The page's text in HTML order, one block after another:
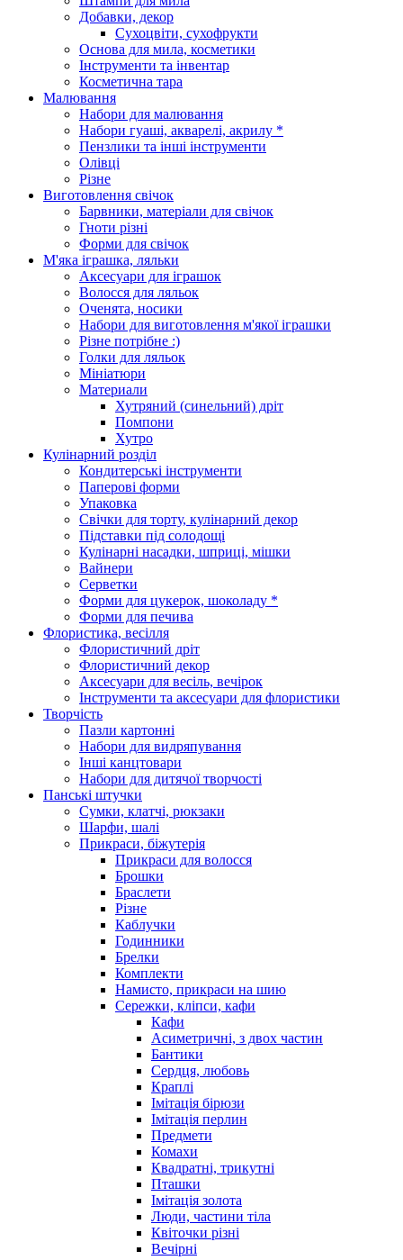
Добавки, декор
Сухоцвіти, сухофрукти
Основа для мила, косметики
Інструменти та інвентар
Косметична тара
Малювання
Набори для малювання
Набори гуаші, акварелі, акрилу *
Пензлики та інші інструменти
Олівці
Різне
Виготовлення свічок
Барвники, матеріали для свічок
Гноти різні
Форми для свічок
М'яка іграшка, ляльки
Аксесуари для іграшок
Волосся для ляльок
Оченята, носики
Набори для виготовлення м'якої іграшки
Різне потрібне :)
Голки для ляльок
Мініатюри
Материали
Хутряний (синельний) дріт
Помпони
Хутро
Кулінарний розділ
Кондитерські інструменти
Паперові форми
Упаковка
Свічки для торту, кулінарний декор
Підставки під солодощі
Кулінарні насадки, шприці, мішки
Вайнери
Серветки
Форми для цукерок, шоколаду *
Форми для печива
Флористика, весілля
Флористичний дріт
Флористичний декор
Аксесуари для весіль, вечірок
Інструменти та аксесуари для флористики
Творчість
Пазли картонні
Набори для видряпування
Інші канцтовари
Набори для дитячої творчості
Панські штучки
Сумки, клатчі, рюкзаки
Шарфи, шалі
Прикраси, біжутерія
Прикраси для волосся
Брошки
Браслети
Різне
Каблучки
Годинники
Брелки
Комплекти
Намисто, прикраси на шию
Сережки, кліпси, кафи
Кафи
Асиметричні, з двох частин
Бантики
Сердця, любовь
Краплі
Імітація бірюзи
Імітація перлин
Предмети
Комахи
Квадратні, трикутні
Пташки
Імітація золота
Люди, частини тіла
Квіточки різні
Вечірні